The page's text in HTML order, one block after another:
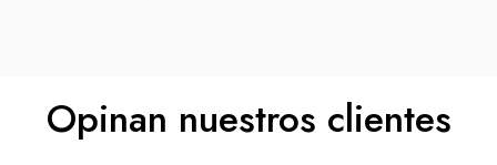
Opinan nuestros clientes